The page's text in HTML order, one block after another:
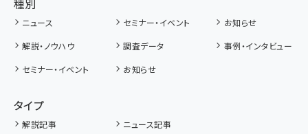
種別
ニュース セミナー・イベント
お知らせ
解説・ノウハウ
調査データ
事例・インタビュー
セミナー・イベント
お知らせ
タイプ
解説記事 ニュース記事